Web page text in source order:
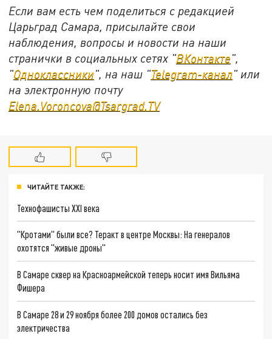
Если вам есть чем поделиться с редакцией
Царьград Самара, присылайте свои
наблюдения, вопросы и новости на наши
странички в социальных сетях "ВКонтакте",
"Одноклассники", на наш "Telegram-канал" или
на электронную почту
Elena.Voroncova@Tsargrad.TV
ЧИТАЙТЕ ТАКЖЕ:
Технофашисты XXI века
"Кротами" были все? Теракт в центре Москвы: На генералов
охотятся "живые дроны"
В Самаре сквер на Красноармейской теперь носит имя Вильяма
Фишера
В Самаре 28 и 29 ноября более 200 домов остались без
электричества